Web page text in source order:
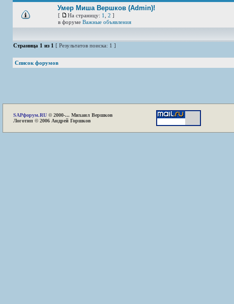
Умер Миша Вершков (Admin)!
[ На страницу: 1 2 ]
в форуме Важные объявления
Страница 1 из 1 [ Результатов поиска: 1 ]
Список форумов
SAPфорум.RU © 2000-... Михаил Вершков
Логотип © 2006 Андрей Горшков